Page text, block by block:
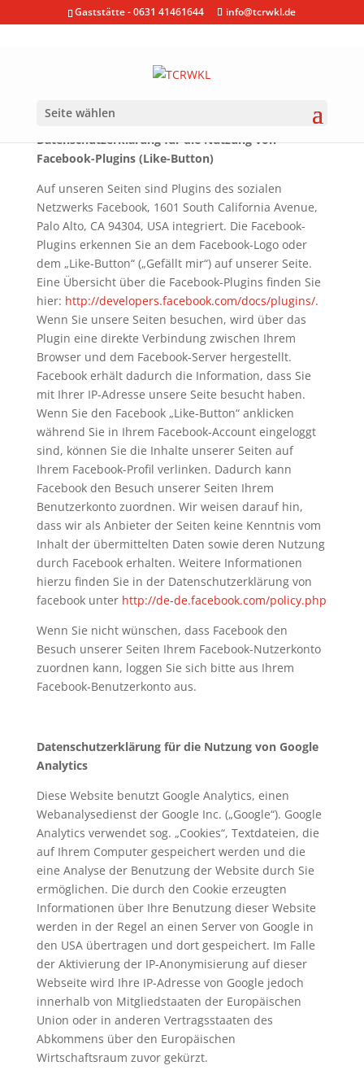
Gaststätte - 0631 41461644 info@tcrwkl.de
Seite wählen
Datenschutzerklärung für die Nutzung von
Facebook-Plugins (Like-Button)
Auf unseren Seiten sind Plugins des sozialen
Netzwerks Facebook, 1601 South California Avenue,
Palo Alto, CA 94304, USA integriert. Die Facebook-
Plugins erkennen Sie an dem Facebook-Logo oder
dem „Like-Button“ („Gefällt mir“) auf unserer Seite.
Eine Übersicht über die Facebook-Plugins finden Sie
hier: http://developers.facebook.com/docs/plugins/.
Wenn Sie unsere Seiten besuchen, wird über das
Plugin eine direkte Verbindung zwischen Ihrem
Browser und dem Facebook-Server hergestellt.
Facebook erhält dadurch die Information, dass Sie
mit Ihrer IP-Adresse unsere Seite besucht haben.
Wenn Sie den Facebook „Like-Button“ anklicken
während Sie in Ihrem Facebook-Account eingeloggt
sind, können Sie die Inhalte unserer Seiten auf
Ihrem Facebook-Profil verlinken. Dadurch kann
Facebook den Besuch unserer Seiten Ihrem
Benutzerkonto zuordnen. Wir weisen darauf hin,
dass wir als Anbieter der Seiten keine Kenntnis vom
Inhalt der übermittelten Daten sowie deren Nutzung
durch Facebook erhalten. Weitere Informationen
hierzu finden Sie in der Datenschutzerklärung von
facebook unter http://de-de.facebook.com/policy.php
Wenn Sie nicht wünschen, dass Facebook den
Besuch unserer Seiten Ihrem Facebook-Nutzerkonto
zuordnen kann, loggen Sie sich bitte aus Ihrem
Facebook-Benutzerkonto aus.
Datenschutzerklärung für die Nutzung von Google
Analytics
Diese Website benutzt Google Analytics, einen
Webanalysedienst der Google Inc. („Google“). Google
Analytics verwendet sog. „Cookies“, Textdateien, die
auf Ihrem Computer gespeichert werden und die
eine Analyse der Benutzung der Website durch Sie
ermöglichen. Die durch den Cookie erzeugten
Informationen über Ihre Benutzung dieser Website
werden in der Regel an einen Server von Google in
den USA übertragen und dort gespeichert. Im Falle
der Aktivierung der IP-Anonymisierung auf dieser
Webseite wird Ihre IP-Adresse von Google jedoch
innerhalb von Mitgliedstaaten der Europäischen
Union oder in anderen Vertragsstaaten des
Abkommens über den Europäischen
Wirtschaftsraum zuvor gekürzt.